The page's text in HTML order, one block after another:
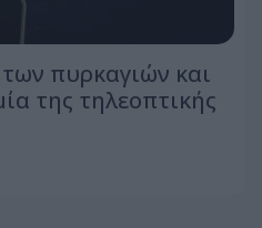
πυρκαγιών και
της τηλεοπτικής